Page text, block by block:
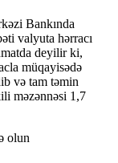
Bankında
valyuta hərracı
deyilir ki,
müqayisədə
və tam təmin
məzənnəsi 1,7
olun